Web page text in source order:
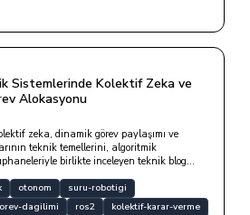
Sistemlerinde Kolektif Zeka ve
Alokasyonu
zeka, dinamik görev paylaşımı ve
teknik temellerini, algoritmik
birlikte inceleyen teknik blog
otonom
suru-robotigi
dagilimi ros2
kolektif-karar-verme